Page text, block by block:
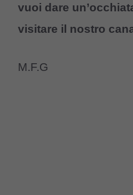
vuoi dare
visitare il nostro
M.F.G